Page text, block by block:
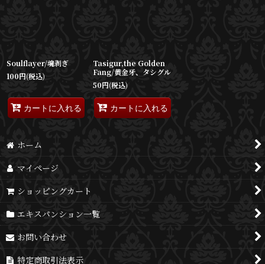
Soulflayer/魂剥ぎ
100円(税込)
カートに入れる
Tasigur,the Golden
Fang/黄金牙、タシグル
50円(税込)
カートに入れる
ホーム
マイページ
ショッピングカート
エキスパンション一覧
お問い合わせ
特定商取引法表示